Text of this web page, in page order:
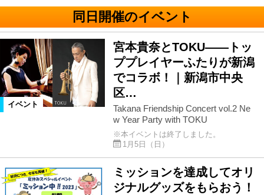
同日開催のイベント
イベント
宮本貴奈とTOKU――トッ
ププレイヤーふたりが新潟
でコラボ！｜新潟市中央
区…
Takana Friendship Concert vol.2 Ne
w Year Party with TOKU
※本イベントは終了しました。
1月5日（日）
ミッションを達成してオリ
ジナルグッズをもらおう！